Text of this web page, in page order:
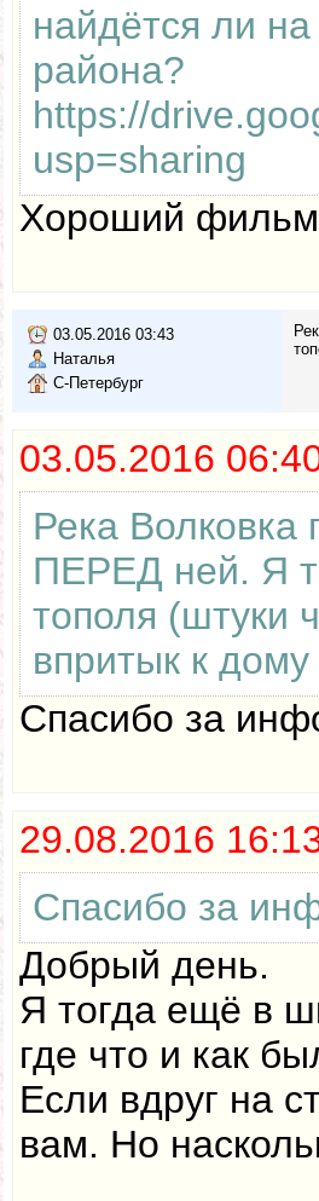
найдётся ли
района?
https://
usp=sharing
Хороший
03.05.2016 03:43
Наталья
С-Петербург
03.05.2016
Река Волковка
ПЕРЕД ней. Я
тополя (штуки
впритык к
Спасибо за
29.08.2016
Спасибо за
Добрый день.
Я тогда ещё в
где что и как
Если вдруг на
вам. Но